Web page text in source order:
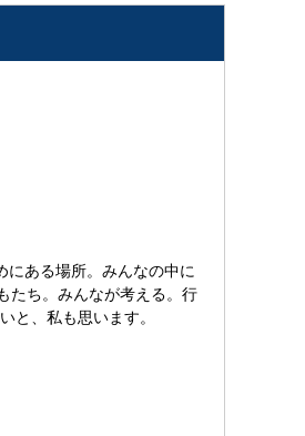
にある場所。みんなの中に
たち。みんなが考える。行
と、私も思います。